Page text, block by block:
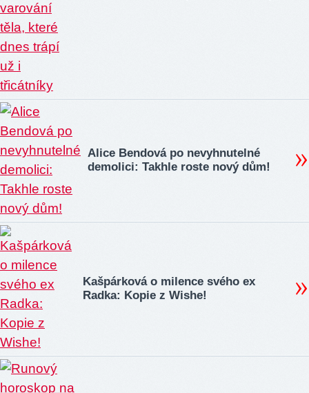
Alice Bendová po nevyhnutelné
demolici: Takhle roste nový dům!
Kašpárková o milence svého ex
Radka: Kopie z Wishe!